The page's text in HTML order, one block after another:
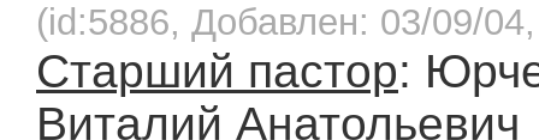
(id:5886, Добавлен: 03/09/
Старший пастор:
Виталий Анатольевич